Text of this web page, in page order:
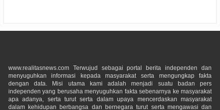
www.realitasnews.com Terwujud sebagai portal berita independen dan
menyuguhkan informasi kepada masyarakat serta mengungkap fakta
dengan data. Misi utama kami adalah menjadi suatu badan pers
independen yang berusaha menyuguhkan fakta sebenarnya ke masyarakat
apa adanya, serta turut serta dalam upaya mencerdaskan masyarakat
dalam kehidupan berbangsa dan bernegara turut serta mengawasi dan